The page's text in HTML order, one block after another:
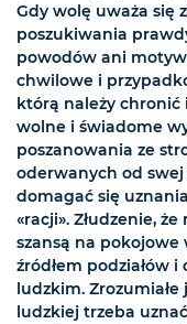
Gdy wolę uważa się
poszukiwania
powodów ani
chwilowe i
którą należy chronić
wolne i świadome
poszanowania ze
oderwanych od
domagać się
«racji». Złudzenie,
szansą na pokojowe
źródłem podziałów
ludzkim.
ludzkiej trzeba